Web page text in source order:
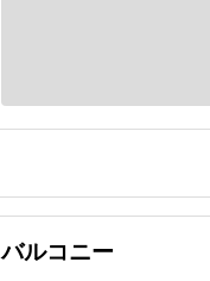
バルコニー